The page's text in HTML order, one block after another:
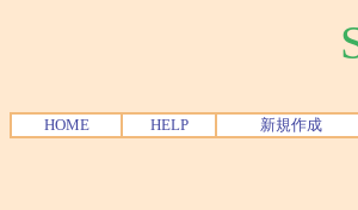
HOME HELP 新規作成